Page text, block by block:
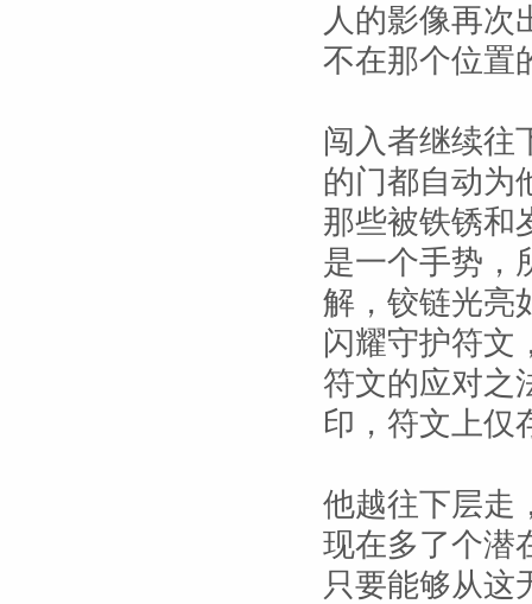
人的影像再次
不在那个位置
闯入者继续往
的门都自动为
那些被铁锈和
是一个手势，
解，铰链光亮
闪耀守护符文
符文的应对之
印，符文上仅
他越往下层走
现在多了个潜
只要能够从这